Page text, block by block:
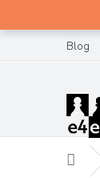
Blog